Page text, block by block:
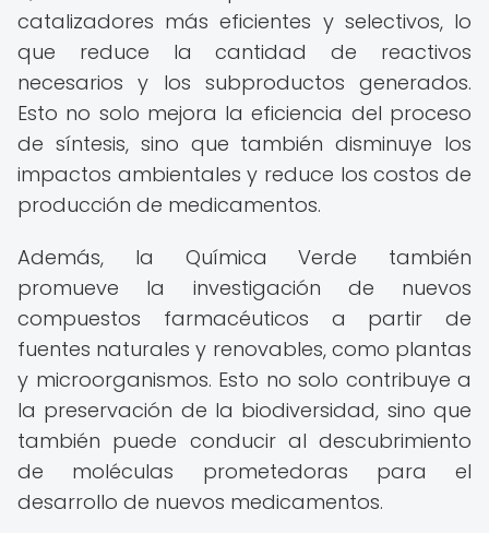
catalizadores más eficientes y selectivos, lo
que reduce la cantidad de reactivos
necesarios y los subproductos generados.
Esto no solo mejora la eficiencia del proceso
de síntesis, sino que también disminuye los
impactos ambientales y reduce los costos de
producción de medicamentos.
Además, la Química Verde también
promueve la investigación de nuevos
compuestos farmacéuticos a partir de
fuentes naturales y renovables, como plantas
y microorganismos. Esto no solo contribuye a
la preservación de la biodiversidad, sino que
también puede conducir al descubrimiento
de moléculas prometedoras para el
desarrollo de nuevos medicamentos.